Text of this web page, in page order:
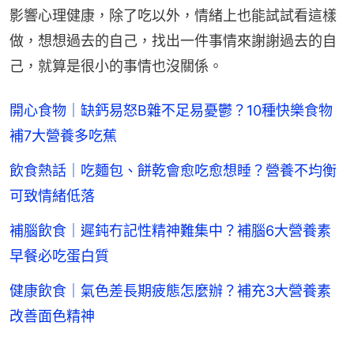
影響心理健康，除了吃以外，情緒上也能試試看這樣
做，想想過去的自己，找出一件事情來謝謝過去的自
己，就算是很小的事情也沒關係。
開心食物｜缺鈣易怒B雜不足易憂鬱？10種快樂食物
補7大營養多吃蕉
飲食熱話｜吃麵包、餅乾會愈吃愈想睡？營養不均衡
可致情緒低落
補腦飲食｜遲鈍冇記性精神難集中？補腦6大營養素
早餐必吃蛋白質
健康飲食｜氣色差長期疲態怎麼辦？補充3大營養素
改善面色精神